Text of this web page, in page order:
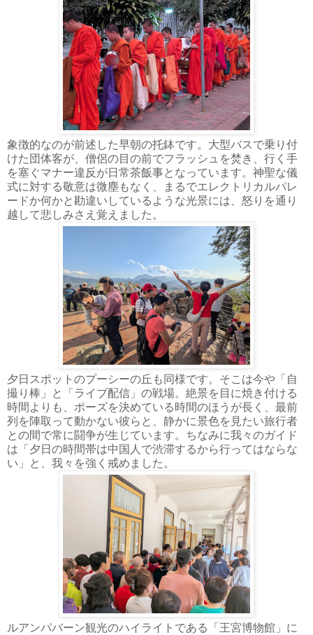
象徴的なのが前述した早朝の托鉢です。大型バスで乗り付
けた団体客が、僧侶の目の前でフラッシュを焚き、行く手
を塞ぐマナー違反が日常茶飯事となっています。神聖な儀
式に対する敬意は微塵もなく、まるでエレクトリカルパレ
ードか何かと勘違いしているような光景には、怒りを通り
越して悲しみさえ覚えました。
夕日スポットのプーシーの丘も同様です。そこは今や「自
撮り棒」と「ライブ配信」の戦場。絶景を目に焼き付ける
時間よりも、ポーズを決めている時間のほうが長く、最前
列を陣取って動かない彼らと、静かに景色を見たい旅行者
との間で常に闘争が生じています。ちなみに我々のガイド
は「夕日の時間帯は中国人で渋滞するから行ってはならな
い」と、我々を強く戒めました。
ルアンパバーン観光のハイライトである「王宮博物館」に